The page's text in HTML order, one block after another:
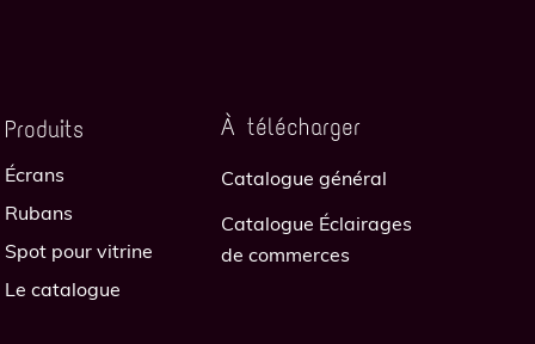
Produits
Écrans
Rubans
Spot pour vitrine
Le catalogue
À télécharger
Catalogue général
Catalogue Éclairages
de commerces